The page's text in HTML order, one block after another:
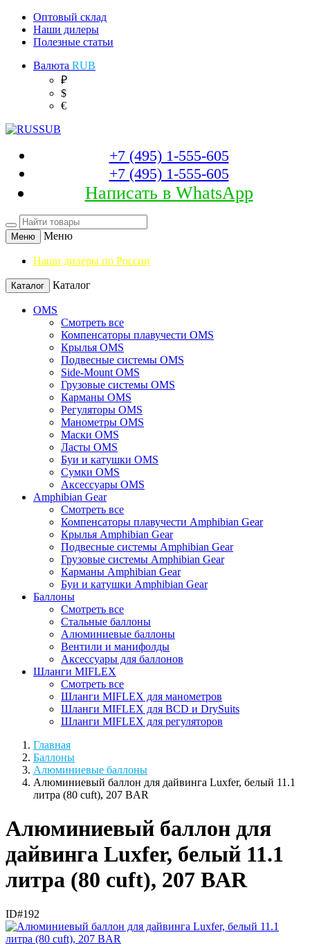
Оптовый склад
Наши дилеры
Полезные статьи
Валюта RUB
₽
$
€
+7 (495) 1-555-605
+7 (495) 1-555-605
Написать в WhatsApp
Меню Меню
Наши дилеры по России
Каталог Каталог
OMS
Смотреть все
Компенсаторы плавучести OMS
Крылья OMS
Подвесные системы OMS
Side-Mount OMS
Грузовые системы OMS
Карманы OMS
Регуляторы OMS
Манометры OMS
Маски OMS
Ласты OMS
Буи и катушки OMS
Сумки OMS
Аксессуары OMS
Amphibian Gear
Смотреть все
Компенсаторы плавучести Amphibian Gear
Крылья Amphibian Gear
Подвесные системы Amphibian Gear
Грузовые системы Amphibian Gear
Карманы Amphibian Gear
Буи и катушки Amphibian Gear
Баллоны
Смотреть все
Стальные баллоны
Алюминиевые баллоны
Вентили и манифолды
Аксессуары для баллонов
Шланги MIFLEX
Смотреть все
Шланги MIFLEX для манометров
Шланги MIFLEX для BCD и DrySuits
Шланги MIFLEX для регуляторов
Главная
Баллоны
Алюминиевые баллоны
Алюминиевый баллон для дайвинга Luxfer, белый 11.1
литра (80 cuft), 207 BAR
Алюминиевый баллон для
дайвинга Luxfer, белый 11.1
литра (80 cuft), 207 BAR
ID#192